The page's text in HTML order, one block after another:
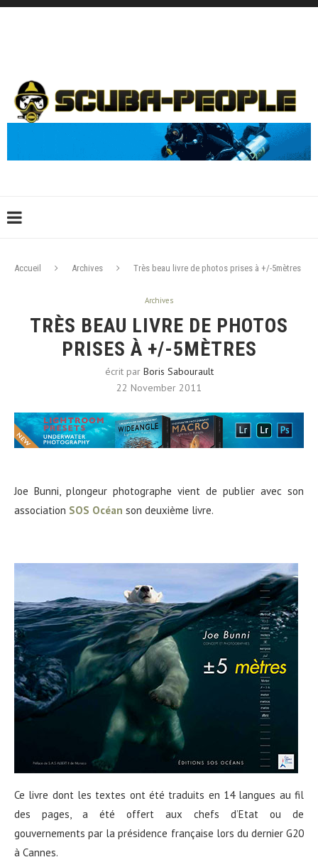
Accueil Archives Très beau livre de photos prises à +/-5mètres
Archives
TRÈS BEAU LIVRE DE PHOTOS
PRISES À +/-5MÈTRES
écrit par Boris Sabourault
22 November 2011
Joe Bunni, plongeur photographe vient de publier avec son
association SOS Océan son deuxième livre.
Ce livre dont les textes ont été traduits en 14 langues au fil
des pages, a été offert aux chefs d’Etat ou de
gouvernements par la présidence française lors du dernier G20
à Cannes.